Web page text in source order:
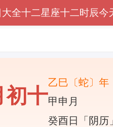
全十二星座十二时辰今
初十
乙巳〔蛇〕年
甲申月
癸酉日「阴历」